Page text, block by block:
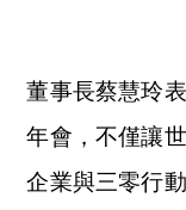
董事長蔡慧玲
年會，不僅讓
企業與三零行